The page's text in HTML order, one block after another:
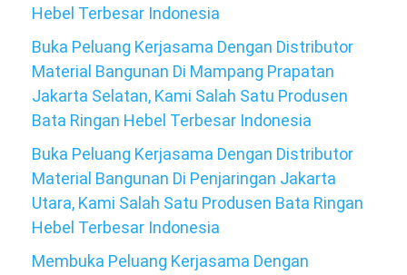
Hebel Terbesar Indonesia
Buka Peluang Kerjasama Dengan Distributor
Material Bangunan Di Mampang Prapatan
Jakarta Selatan, Kami Salah Satu Produsen
Bata Ringan Hebel Terbesar Indonesia
Buka Peluang Kerjasama Dengan Distributor
Material Bangunan Di Penjaringan Jakarta
Utara, Kami Salah Satu Produsen Bata Ringan
Hebel Terbesar Indonesia
Membuka Peluang Kerjasama Dengan